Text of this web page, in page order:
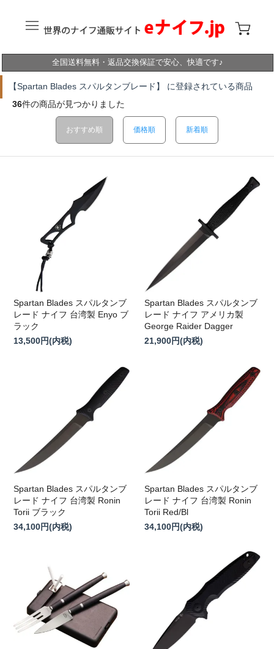
全国送料無料・返品交換保証で安心、快適です♪
【Spartan Blades スパルタンブレード】 に登録されている商品
36件の商品が見つかりました
おすすめ順 価格順 新着順
Spartan Blades スパルタンブ
レード ナイフ 台湾製 Enyo ブ
ラック
13,500円(内税)
Spartan Blades スパルタンブ
レード ナイフ アメリカ製
George Raider Dagger
21,900円(内税)
Spartan Blades スパルタンブ
レード ナイフ 台湾製 Ronin
Torii ブラック
34,100円(内税)
Spartan Blades スパルタンブ
レード ナイフ 台湾製 Ronin
Torii Red/Bl
34,100円(内税)